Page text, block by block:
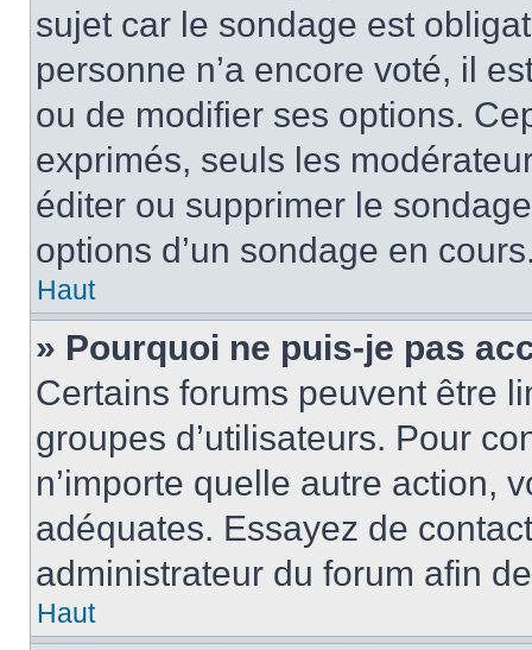
sujet car le sondage est
personne n’a encore voté, il
ou de modifier ses options.
exprimés, seuls les
éditer ou supprimer le
options d’un sondage en
Haut
» Pourquoi ne puis-je pas
Certains forums peuvent être
groupes d’utilisateurs. Pour
n’importe quelle autre action,
adéquates. Essayez de
administrateur du forum afin
Haut